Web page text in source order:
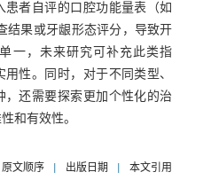
患者自评的口腔功能量表（如
结果或牙龈形态评分，导致开
一，未来研究可补充此类指
性。同时，对于不同类型、
，还需要探索更加个性化的治
和有效性。
原文顺序 出版日期 本文引用